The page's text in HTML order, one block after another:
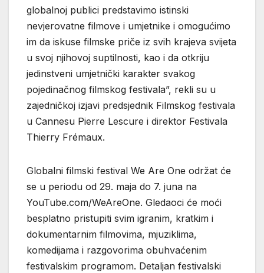
globalnoj publici predstavimo istinski
nevjerovatne filmove i umjetnike i omogućimo
im da iskuse filmske priče iz svih krajeva svijeta
u svoj njihovoj suptilnosti, kao i da otkriju
jedinstveni umjetnički karakter svakog
pojedinačnog filmskog festivala”, rekli su u
zajedničkoj izjavi predsjednik Filmskog festivala
u Cannesu Pierre Lescure i direktor Festivala
Thierry Frémaux.
Globalni filmski festival We Are One održat će
se u periodu od 29. maja do 7. juna na
YouTube.com/WeAreOne. Gledaoci će moći
besplatno pristupiti svim igranim, kratkim i
dokumentarnim filmovima, mjuziklima,
komedijama i razgovorima obuhvaćenim
festivalskim programom. Detaljan festivalski